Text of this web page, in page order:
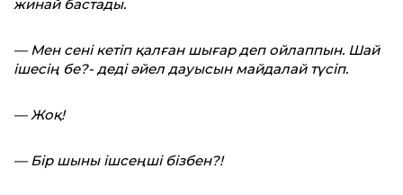
жинай бастады.
— Мен сені кетіп қалған шығар деп ойлаппын. Шай
ішесің бе?- деді әйел дауысын майдалай түсіп.
— Жоқ!
— Бір шыны ішсеңші бізбен?!